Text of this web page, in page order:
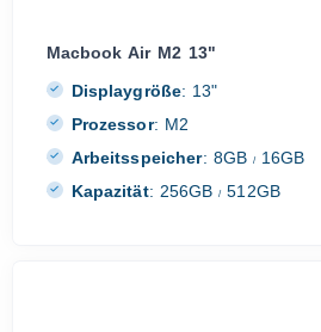
Macbook Air M2 13"
Displaygröße: 13"
Prozessor: M2
Arbeitsspeicher: 8GB / 16GB
Kapazität: 256GB/ 512GB